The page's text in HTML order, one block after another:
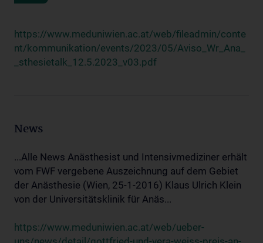
https://www.meduniwien.ac.at/web/fileadmin/conte
nt/kommunikation/events/2023/05/Aviso_Wr_Ana_
_sthesietalk_12.5.2023_v03.pdf
News
...Alle News Anästhesist und Intensivmediziner erhält
vom FWF vergebene Auszeichnung auf dem Gebiet
der Anästhesie (Wien, 25-1-2016) Klaus Ulrich Klein
von der Universitätsklinik für Anäs...
https://www.meduniwien.ac.at/web/ueber-